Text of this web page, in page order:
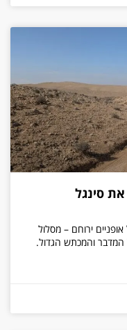
סינגל
ירוחם – מסלול